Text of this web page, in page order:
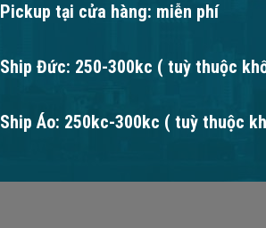
Pickup tại cửa hàng: miễn phí
Ship Đức: 250-300kc ( tuỳ thuộc
Ship Áo: 250kc-300kc ( tuỳ thuộc